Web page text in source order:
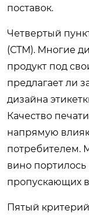
поставок.
Четвертый
(СТМ). Многие
продукт под
предлагает ли
дизайна
Качество
напрямую
потребителем.
вино портилось
пропускающих
Пятый